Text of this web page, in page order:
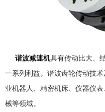
谐波减速机具有传动比大、
一系列利益。谐波齿轮传动技
业机器人、精密机床、仪器仪
械等领域。